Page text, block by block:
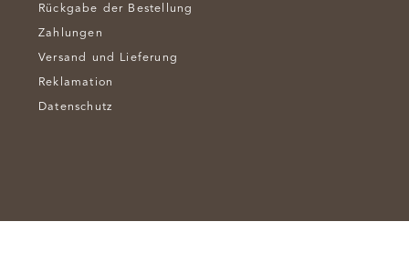
Rückgabe der Bestellung
Zahlungen
Versand und Lieferung
Reklamation
Datenschutz